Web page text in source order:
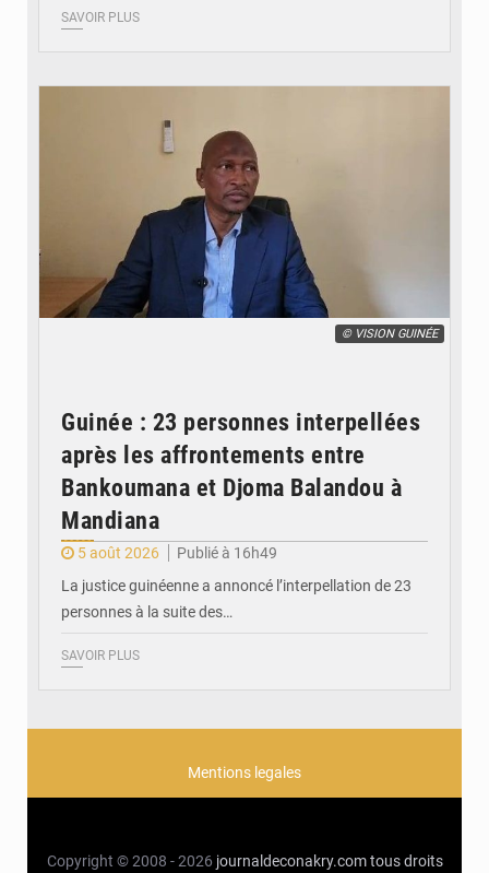
SAVOIR PLUS
© VISION GUINÉE
Guinée : 23 personnes interpellées
après les affrontements entre
Bankoumana et Djoma Balandou à
Mandiana
5 août 2026
Publié à 16h49
La justice guinéenne a annoncé l’interpellation de 23
personnes à la suite des…
SAVOIR PLUS
Mentions legales
Copyright © 2008 - 2026 journaldeconakry.com tous droits